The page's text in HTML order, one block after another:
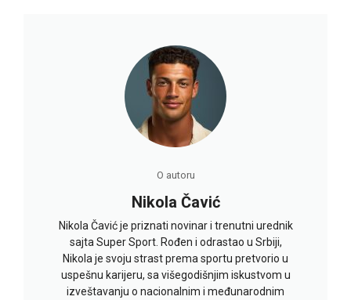
O autoru
Nikola Čavić
Nikola Čavić je priznati novinar i trenutni urednik
sajta Super Sport. Rođen i odrastao u Srbiji,
Nikola je svoju strast prema sportu pretvorio u
uspešnu karijeru, sa višegodišnjim iskustvom u
izveštavanju o nacionalnim i međunarodnim